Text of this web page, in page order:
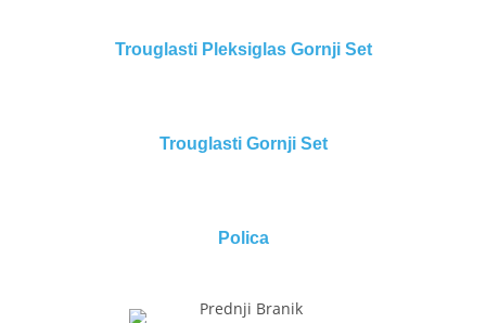
Trouglasti Pleksiglas Gornji Set
Trouglasti Gornji Set
Polica